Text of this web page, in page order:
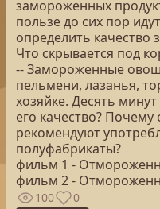
замороженных
пользе до сих пор
определить качество
Что скрывается под
-- Замороженные
пельмени, лазанья,
хозяйке. Десять
его качество?
рекомендуют
полуфабрикаты?
фильм 1 -
фильм 2 -
100 0